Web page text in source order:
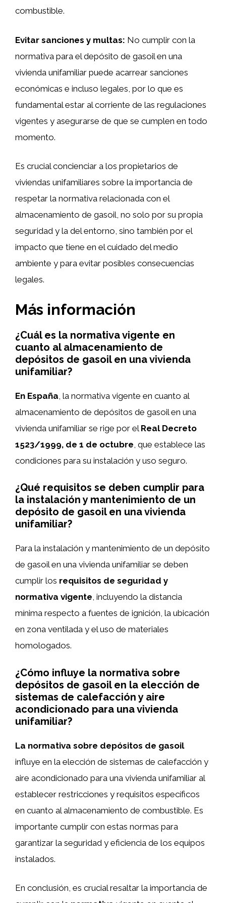
combustible.
Evitar sanciones y multas: No cumplir con la
normativa para el depósito de gasoil en una
vivienda unifamiliar puede acarrear sanciones
económicas e incluso legales, por lo que es
fundamental estar al corriente de las regulaciones
vigentes y asegurarse de que se cumplen en todo
momento.
Es crucial concienciar a los propietarios de
viviendas unifamiliares sobre la importancia de
respetar la normativa relacionada con el
almacenamiento de gasoil, no solo por su propia
seguridad y la del entorno, sino también por el
impacto que tiene en el cuidado del medio
ambiente y para evitar posibles consecuencias
legales.
Más información
¿Cuál es la normativa vigente en
cuanto al almacenamiento de
depósitos de gasoil en una vivienda
unifamiliar?
En España , la normativa vigente en cuanto al
almacenamiento de depósitos de gasoil en una
vivienda unifamiliar se rige por el Real Decreto
1523/1999, de 1 de octubre , que establece las
condiciones para su instalación y uso seguro.
¿Qué requisitos se deben cumplir para
la instalación y mantenimiento de un
depósito de gasoil en una vivienda
unifamiliar?
Para la instalación y mantenimiento de un depósito
de gasoil en una vivienda unifamiliar se deben
cumplir los requisitos de seguridad y
normativa vigente, incluyendo la distancia
mínima respecto a fuentes de ignición, la ubicación
en zona ventilada y el uso de materiales
homologados.
¿Cómo influye la normativa sobre
depósitos de gasoil en la elección de
sistemas de calefacción y aire
acondicionado para una vivienda
unifamiliar?
La normativa sobre depósitos de gasoil
influye en la elección de sistemas de calefacción y
aire acondicionado para una vivienda unifamiliar al
establecer restricciones y requisitos específicos
en cuanto al almacenamiento de combustible. Es
importante cumplir con estas normas para
garantizar la seguridad y eficiencia de los equipos
instalados.
En conclusión, es crucial resaltar la importancia de